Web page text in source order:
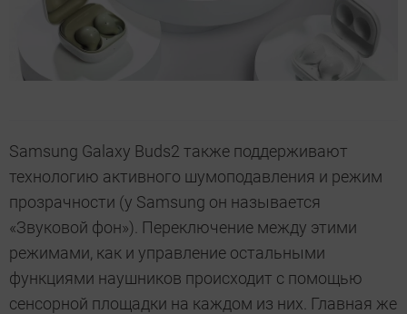
Samsung Galaxy Buds2 также поддерживают
технологию активного шумоподавления и режим
прозрачности (у Samsung он называется
«Звуковой фон»). Переключение между этими
режимами, как и управление остальными
функциями наушников происходит с помощью
сенсорной площадки на каждом из них. Главная же